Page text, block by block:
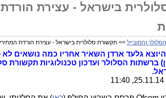
בישראל - עצירת
והמובייל >> תקשורת סלולרית בישראל - עצירת הורדת
גלעד ארדן השאיר אחריו כמה נושאים לא
ברשתות הסלולר ועדכון טכנולוגיות
,